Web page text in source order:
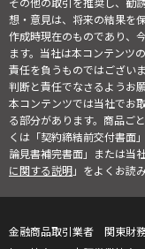
想・意見は、将来の結果を
作成時現在のものであり、
ます。当社は本コンテンツ
責任を負うものではござい
判断と責任でなさるようお
本コンテンツでは当社でお
る部分があります。商品ご
くは「契約締結前交付書面
論見書補完書面」または当
に関する説明」をよくお読
金融商品取引業者 関東財